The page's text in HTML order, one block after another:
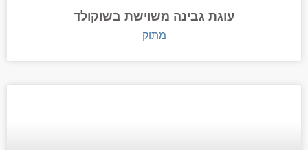
עוגת גבינה משוישת בשוקולד
מתוק